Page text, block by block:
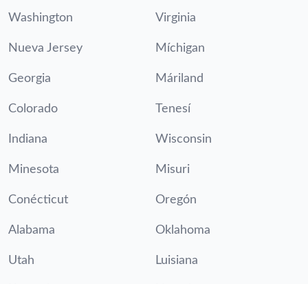
Washington Virginia
Nueva Jersey Míchigan
Georgia Máriland
Colorado Tenesí
Indiana Wisconsin
Minesota Misuri
Conécticut Oregón
Alabama Oklahoma
Utah Luisiana